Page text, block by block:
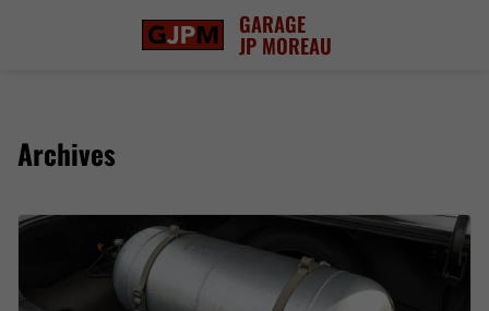
GARAGE
JP MOREAU
Archives